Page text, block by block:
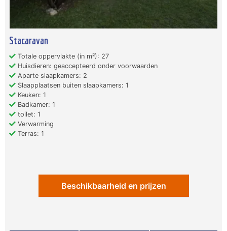
Stacaravan
Totale oppervlakte (in m²): 27
Huisdieren: geaccepteerd onder voorwaarden
Aparte slaapkamers: 2
Slaapplaatsen buiten slaapkamers: 1
Keuken: 1
Badkamer: 1
toilet: 1
Verwarming
Terras: 1
Beschikbaarheid en prijzen